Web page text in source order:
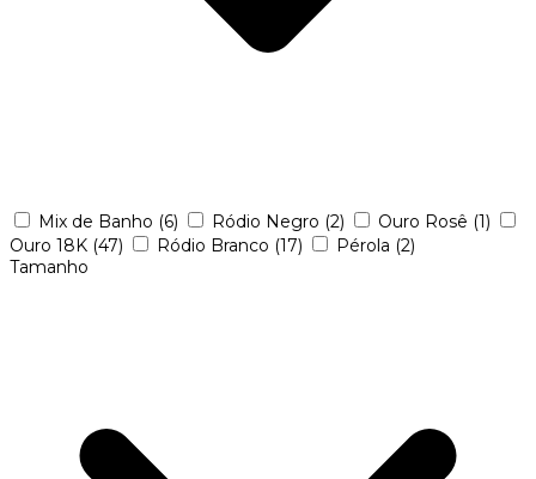
Mix de Banho (6) Ródio Negro (2) Ouro Rosê (1)
Ouro 18K (47) Ródio Branco (17) Pérola (2)
Tamanho